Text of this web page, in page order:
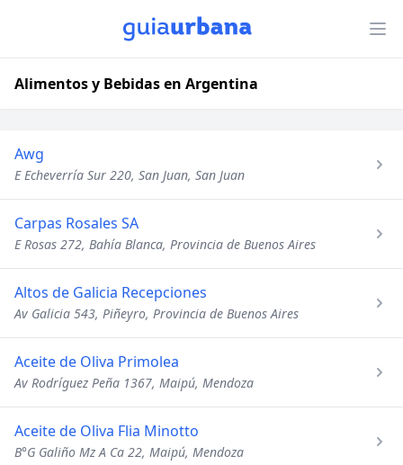
Alimentos y Bebidas en Argentina
Awg
E Echeverría Sur 220, San Juan, San Juan
Carpas Rosales SA
E Rosas 272, Bahía Blanca, Provincia de Buenos Aires
Altos de Galicia Recepciones
Av Galicia 543, Piñeyro, Provincia de Buenos Aires
Aceite de Oliva Primolea
Av Rodríguez Peña 1367, Maipú, Mendoza
Aceite de Oliva Flia Minotto
B°G Galiño Mz A Ca 22, Maipú, Mendoza